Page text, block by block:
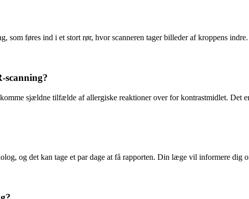
som føres ind i et stort rør, hvor scanneren tager billeder af kroppens indre.
scanning?
sjældne tilfælde af allergiske reaktioner over for kontrastmidlet. Det
og det kan tage et par dage at få rapporten. Din læge vil informere dig